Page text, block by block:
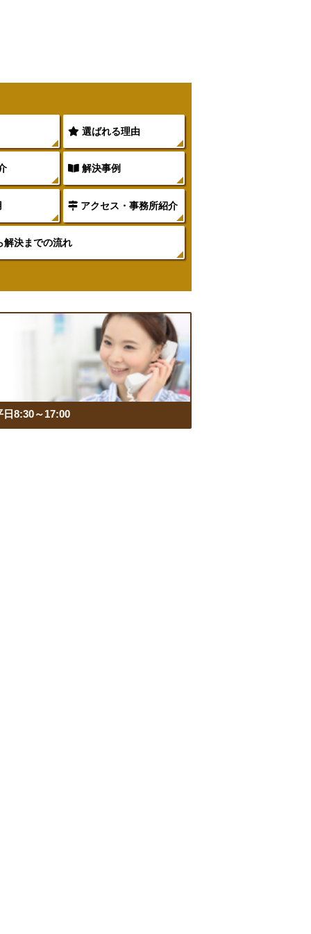
選ばれる理由
解決事例
アクセス・事務所紹介
決までの流れ
日8:30～17:00